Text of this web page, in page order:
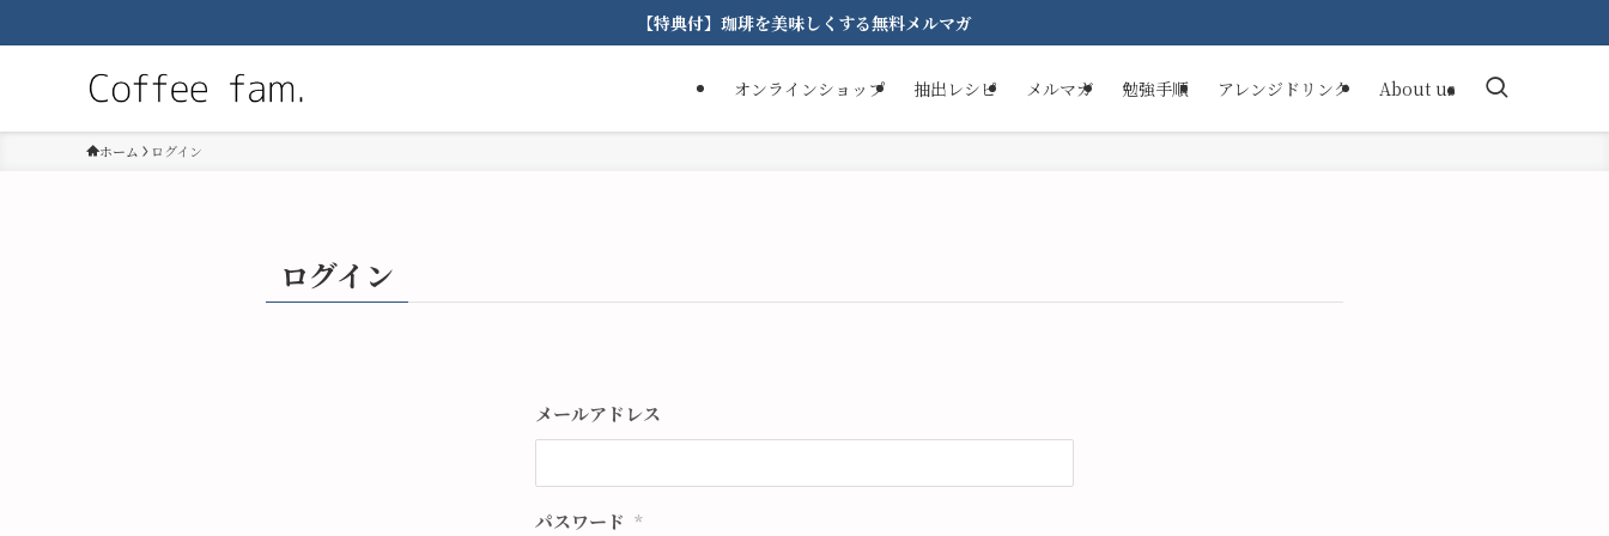
【特典付】珈琲を美味しくする無料メルマガ
オンラインショップ 抽出レシピ メルマガ 勉強手順 アレンジドリンク About us
ホーム ログイン
ログイン
メールアドレス
パスワード *